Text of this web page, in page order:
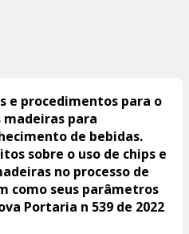
e procedimentos para o
para
de bebidas.
sobre o uso de chips e
no processo de
como seus parâmetros
Portaria n 539 de 2022